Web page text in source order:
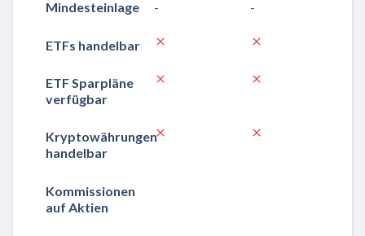
Mindesteinlage - -
ETFs handelbar
ETF Sparpläne
verfügbar
Kryptowährungen
handelbar
Kommissionen
auf Aktien